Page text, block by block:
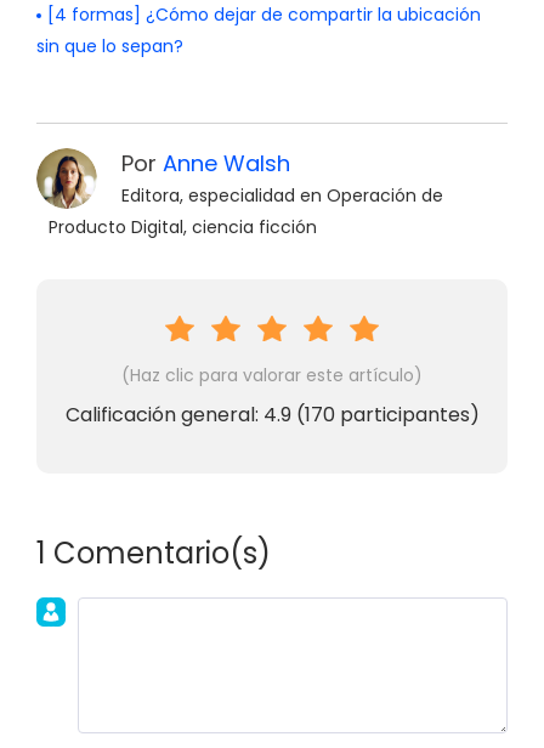
[4 formas] ¿Cómo dejar de compartir la ubicación
sin que lo sepan?
Por Anne Walsh
Editora, especialidad en Operación de
Producto Digital, ciencia ficción
(Haz clic para valorar este artículo)
Calificación general: 4.9(170participantes)
1 Comentario(s)